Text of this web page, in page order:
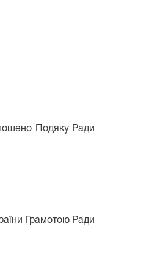
Подяку Ради
Грамотою Ради